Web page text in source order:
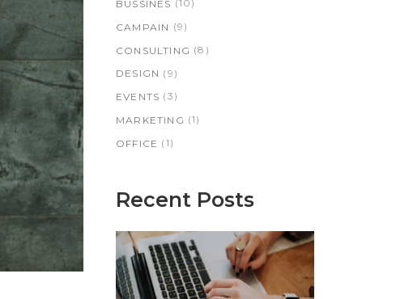
BUSSINES (10)
CAMPAIN (9)
CONSULTING (8)
DESIGN (9)
EVENTS (3)
MARKETING (1)
OFFICE (1)
Recent Posts